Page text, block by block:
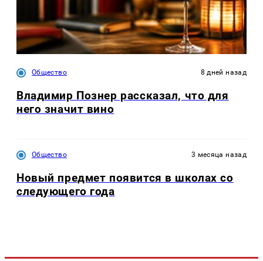
Общество 8 дней назад
Владимир Познер рассказал, что для
него значит вино
Общество 3 месяца назад
Новый предмет появится в школах со
следующего года